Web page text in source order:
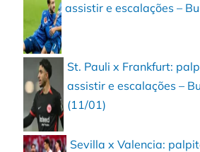
assistir e escalações –
St. Pauli x Frankfurt:
assistir e escalações –
(11/01)
Sevilla x Valencia: